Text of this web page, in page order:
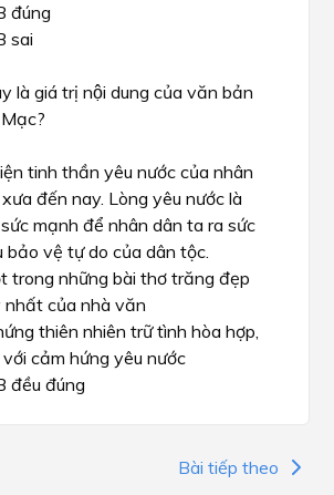
đúng
sai
là giá trị nội dung của văn bản
tinh thần yêu nước của nhân
đến nay. Lòng yêu nước là
mạnh để nhân dân ta ra sức
bảo vệ tự do của dân tộc.
trong những bài thơ trăng đẹp
nhất của nhà văn
thiên nhiên trữ tình hòa hợp,
cảm hứng yêu nước
đều đúng
Bài tiếp theo